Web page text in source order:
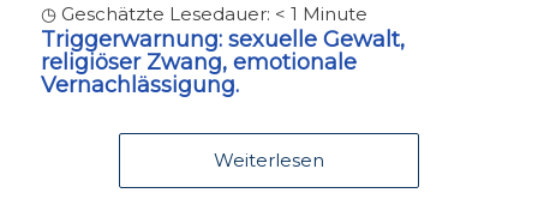
◷ Geschätzte Lesedauer: < 1 Minute
Triggerwarnung:sexuelle Gewalt,
religiöser Zwang, emotionale
Vernachlässigung.
Weiterlesen